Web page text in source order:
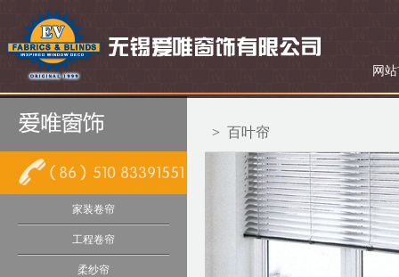
网
家装卷帘
工程卷帘
柔纱帘
> 百叶帘